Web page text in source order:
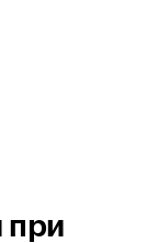
при